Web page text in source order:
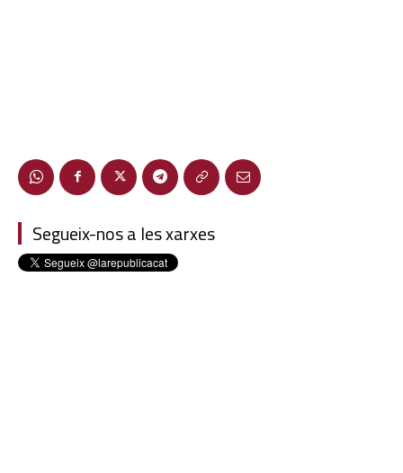
Segueix-nos a les xarxes